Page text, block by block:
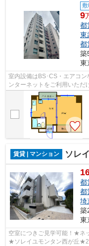
9
都
東
都
築
東
室内設備はBS･CS・エアコ
ンターネットをご利用いただ
らの物件は、多くの方におす
賃貸 | マンション ソレ
都
都
埼
築
東
空室につきご見学可能！★ネ
★ソレイユモンタン西が丘